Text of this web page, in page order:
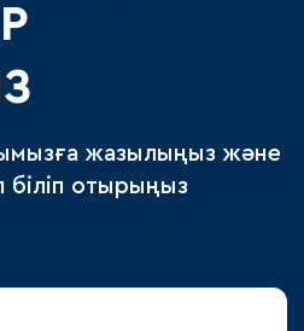
жазылыңыз және
біліп отырыңыз